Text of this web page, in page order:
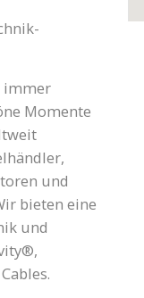
immer
Momente
und
bieten eine
und